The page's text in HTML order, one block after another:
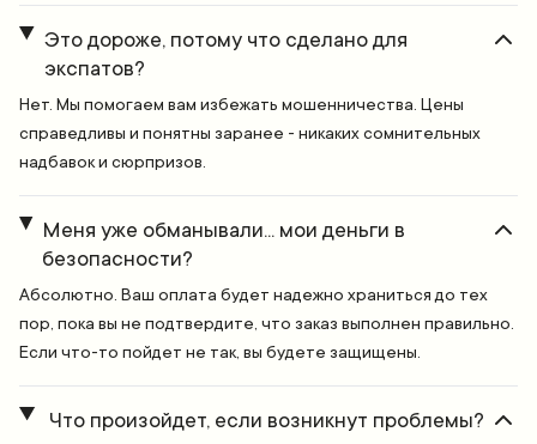
Это дороже, потому что сделано для
экспатов?
Нет. Мы помогаем вам избежать мошенничества. Цены
справедливы и понятны заранее - никаких сомнительных
надбавок и сюрпризов.
Меня уже обманывали... мои деньги в
безопасности?
Абсолютно. Ваш оплата будет надежно храниться до тех
пор, пока вы не подтвердите, что заказ выполнен правильно.
Если что-то пойдет не так, вы будете защищены.
Что произойдет, если возникнут проблемы?